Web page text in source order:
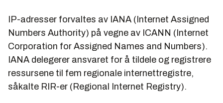
IP-adresser forvaltes av IANA (Internet Assigned
Numbers Authority) på vegne av ICANN (Internet
Corporation for Assigned Names and Numbers).
IANA delegerer ansvaret for å tildele og registrere
ressursene til fem regionale internettregistre,
såkalte RIR-er (Regional Internet Registry).